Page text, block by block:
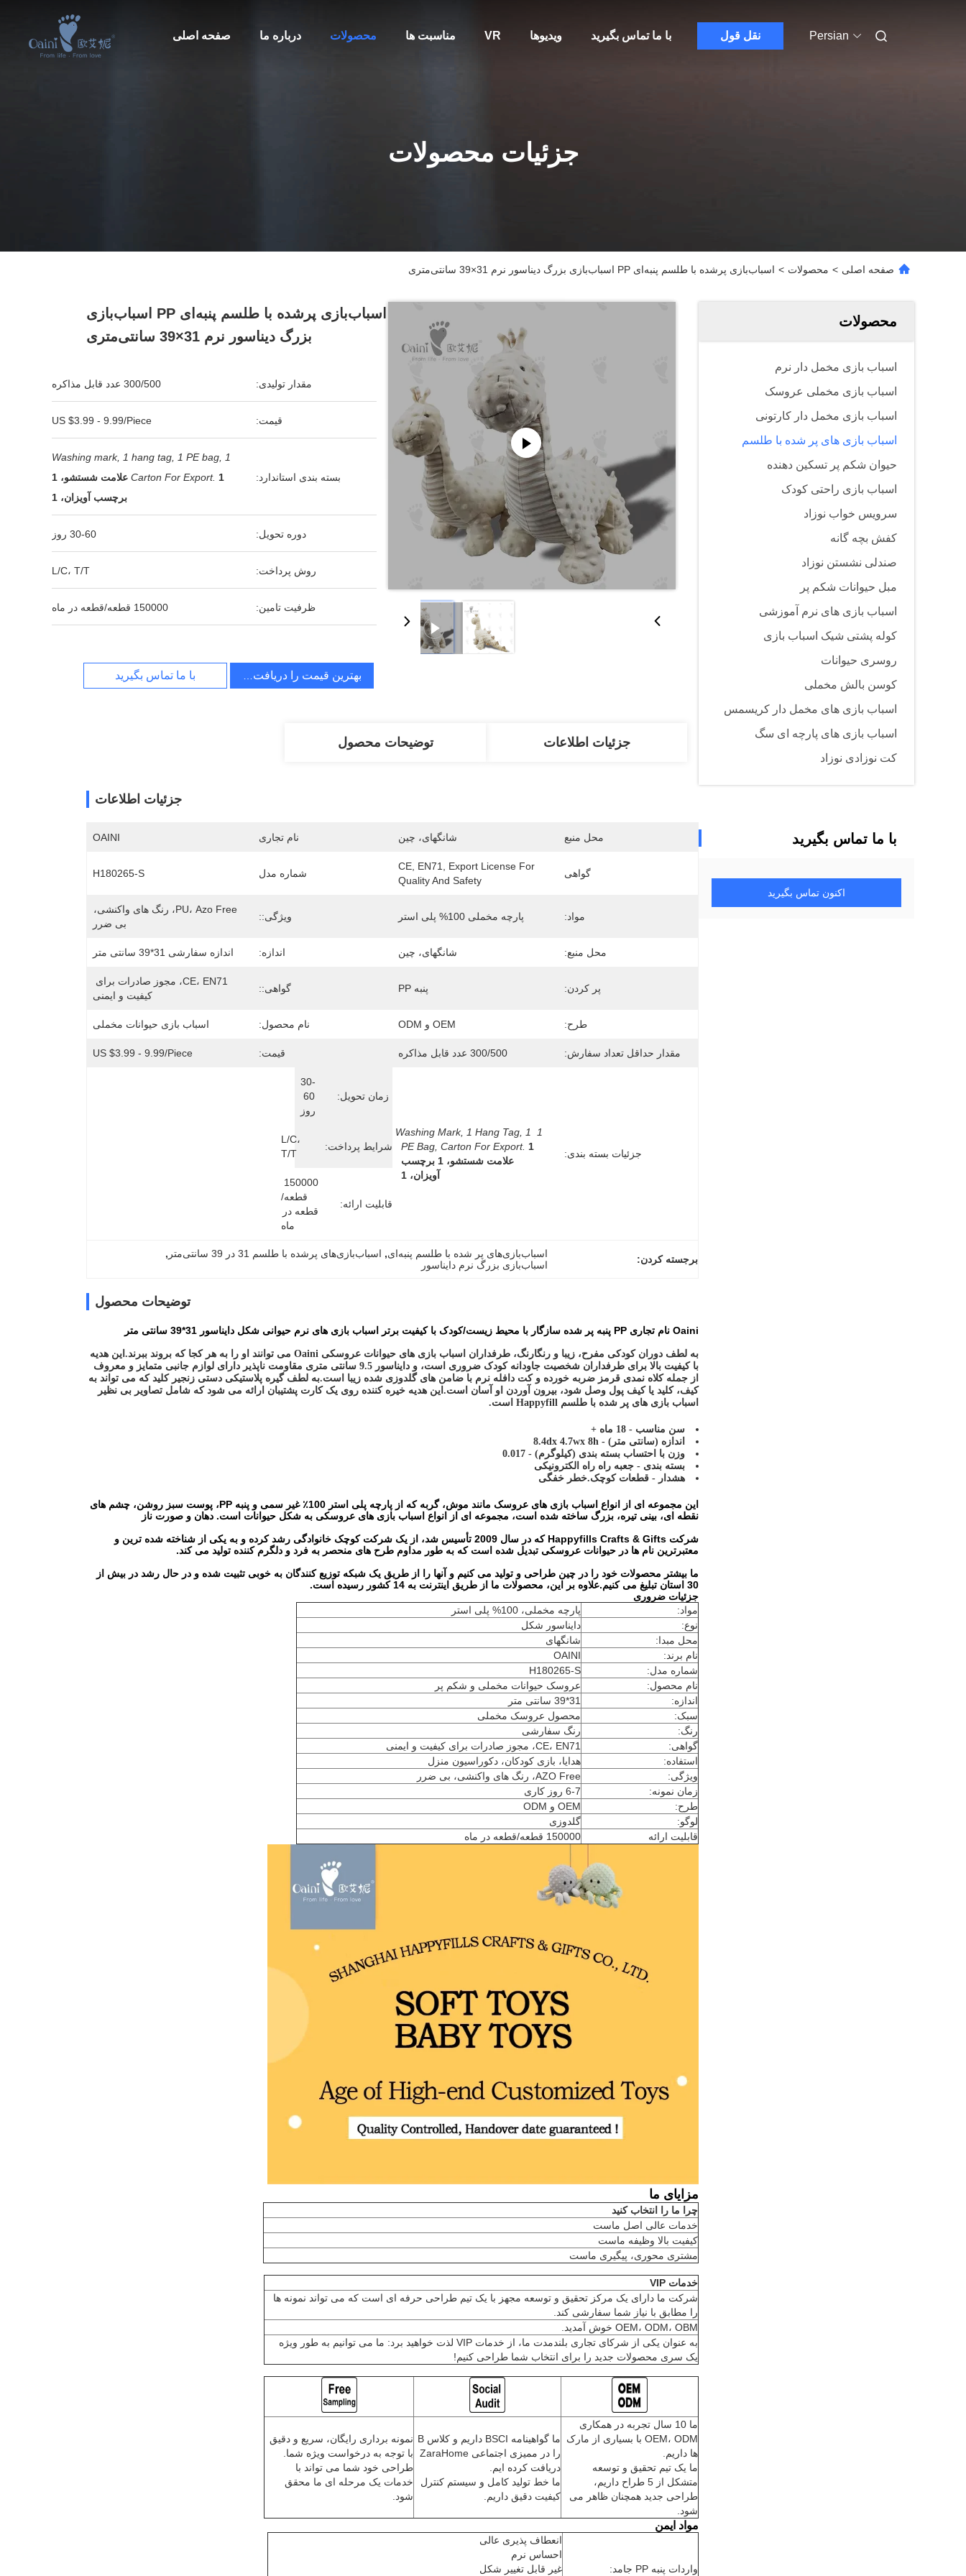
صفحه اصلی درباره ما محصولات مناسبت ها VR ویدیوها با ما تماس بگیرید نقل قول Persian
جزئیات محصولات
صفحه اصلی > محصولات > اسباب‌بازی پرشده با طلسم پنبه‌ای PP اسباب‌بازی بزرگ دیناسور نرم 31×39 سانتی‌متری
محصولات
اسباب بازی مخمل دار نرم
اسباب بازی مخملی عروسک
اسباب بازی مخمل دار کارتونی
اسباب بازی های پر شده با طلسم
حیوان شکم پر تسکین دهنده
اسباب بازی راحتی کودک
سرویس خواب نوزاد
کفش بچه گانه
صندلی نشستن نوزاد
مبل حیوانات شکم پر
اسباب بازی های نرم آموزشی
کوله پشتی شیک اسباب بازی
روسری حیوانات
کوسن بالش مخملی
اسباب بازی های مخمل دار کریسمس
اسباب بازی های پارچه ای سگ
کت نوزادی نوزاد
با ما تماس بگیرید
اکنون تماس بگیرید
اسباب‌بازی پرشده با طلسم پنبه‌ای PP اسباب‌بازی
بزرگ دیناسور نرم 31×39 سانتی‌متری
مقدار تولیدی: 300/500 عدد قابل مذاکره
قیمت: US $3.99 - 9.99/Piece
بسته بندی استاندارد:
1 Washing mark, 1 hang tag, 1 PE bag,
Carton For Export.
1 علامت شستشو، 1
برچسب آویزان، 1
دوره تحویل: 30-60 روز
روش پرداخت: L/C، T/T
ظرفیت تامین: 150000 قطعه/قطعه در ماه
بهترین قیمت را دریافت کنید با ما تماس بگیرید
جزئیات اطلاعات توضیحات محصول
جزئیات اطلاعات
محل منبع شانگهای، چین نام تجاری OAINI
گواهی
CE, EN71, Export License For
Quality And Safety
شماره مدل H180265-S
مواد: پارچه مخملی 100% پلی استر ویژگی::
بی ضرر
محل منبع: شانگهای، چین اندازه: اندازه سفارشی 31*39 سانتی متر
پر کردن: پنبه PP گواهی::
کیفیت و ایمنی
طرح: OEM و ODM نام محصول: اسباب بازی حیوانات مخملی
مقدار حداقل تعداد سفارش: 300/500 عدد قابل مذاکره قیمت: US $3.99 - 9.99/Piece
جزئیات بسته بندی:
1 Washing Mark, 1 Hang Tag, 1
PE Bag, Carton For Export.
آویزان، 1
زمان تحویل:
30-
روز
شرایط پرداخت:
L/C،
T/T
قابلیت ارائه:
قطعه/
ماه
برجسته کردن: اسباب‌بازی‌های پر شده با طلسم پنبه‌ای , اسباب‌بازی‌های پرشده با طلسم 31 در 39 سانتی‌متر
,
اسباب‌بازی بزرگ نرم دایناسور
توضیحات محصول
Oaini نام تجاری PP پنبه پر شده سازگار با محیط زیست/کودک با کیفیت برتر اسباب بازی های نرم حیوانی شکل دایناسور 31*39 سانتی متر
به لطف دوران کودکی مفرح، زیبا و رنگارنگ، طرفداران اسباب بازی های حیوانات عروسکی Oaini می توانند او را به هر کجا که بروند ببرند.این هدیه
با کیفیت بالا برای طرفداران شخصیت جاودانه کودک ضروری است، و دایناسور 9.5 سانتی متری مقاومت ناپذیر دارای لوازم جانبی متمایز و معروف
از جمله کلاه نمدی قرمز ضربه خورده و کت دافله نرم با ضامن های گلدوزی شده زیبا است.به لطف گیره پلاستیکی دستی زنجیر کلید که می تواند به
کیف، کلید یا کیف پول وصل شود، بیرون آوردن او آسان است.این هدیه خیره کننده روی یک کارت پشتیبان ارائه می شود که شامل تصاویر بی نظیر
اسباب بازی های پر شده با طلسم Happyfill است.
سن مناسب - 18 ماه +
اندازه (سانتی متر) - 8.4dx 4.7wx 8h
وزن با احتساب بسته بندی (کیلوگرم) - 0.017
بسته بندی - جعبه راه راه الکترونیکی
هشدار - قطعات کوچک.خطر خفگی
این مجموعه ای از انواع اسباب بازی های عروسک مانند موش، گربه که از پارچه پلی استر 100٪ غیر سمی و پنبه PP، پوست سبز روشن، چشم های
نقطه ای، بینی تیره، بزرگ ساخته شده است، مجموعه ای از انواع اسباب بازی های عروسکی به شکل حیوانات است. دهان و صورت ناز
شرکت Happyfills Crafts & Gifts که در سال 2009 تأسیس شد، از یک شرکت کوچک خانوادگی رشد کرده و به یکی از شناخته شده ترین و
معتبرترین نام ها در حیوانات عروسکی تبدیل شده است که به طور مداوم طرح های منحصر به فرد و دلگرم کننده تولید می کند.
ما بیشتر محصولات خود را در چین طراحی و تولید می کنیم و آنها را از طریق یک شبکه توزیع کنندگان به خوبی تثبیت شده و در حال رشد در بیش از
30 استان تبلیغ می کنیم.علاوه بر این، محصولات ما از طریق اینترنت به 14 کشور رسیده است.
جزئیات ضروری
مواد:
پارچه مخملی، 100% پلی استر
نوع:
دایناسور شکل
محل مبدا:
شانگهای
نام برند:
OAINI
شماره مدل:
H180265-S
نام محصول:
عروسک حیوانات مخملی و شکم پر
اندازه:
31*39 سانتی متر
سبک:
محصول عروسک مخملی
رنگ:
رنگ سفارشی
گواهی:
CE، EN71، مجوز صادرات برای کیفیت و ایمنی
استفاده:
هدایا، بازی کودکان، دکوراسیون منزل
ویژگی:
AZO Free، رنگ های واکنشی، بی ضرر
زمان نمونه:
6-7 روز کاری
طرح:
OEM و ODM
لوگو:
گلدوزی
قابلیت ارائه
150000 قطعه/قطعه در ماه
مزایای ما
چرا ما را انتخاب کنید
خدمات عالی اصل ماست
کیفیت بالا وظیفه ماست
مشتری محوری، پیگیری ماست
خدمات VIP
شرکت ما دارای یک مرکز تحقیق و توسعه مجهز با یک تیم طراحی حرفه ای است که می تواند نمونه ها
را مطابق با نیاز شما سفارشی کند.
OEM، ODM، OBM خوش آمدید.
به عنوان یکی از شرکای تجاری بلندمدت ما، از خدمات VIP لذت خواهید برد: ما می توانیم به طور ویژه
یک سری محصولات جدید را برای انتخاب شما طراحی کنیم!
ما 10 سال تجربه در همکاری
OEM، ODM با بسیاری از مارک
ها داریم.
ما یک تیم تحقیق و توسعه
متشکل از 5 طراح داریم،
طراحی جدید همچنان ظاهر می
شود.
ما گواهینامه BSCI داریم و کلاس B
را در ممیزی اجتماعی ZaraHome
دریافت کرده ایم.
ما خط تولید کامل و سیستم کنترل
کیفیت دقیق داریم.
نمونه برداری رایگان، سریع و دقیق
با توجه به درخواست ویژه شما.
طراحی خود شما می تواند با
خدمات یک مرحله ای ما محقق
شود.
مواد ایمن
واردات پنبه PP جامد:
انعطاف پذیری عالی
احساس نرم
غیر قابل تغییر شکل